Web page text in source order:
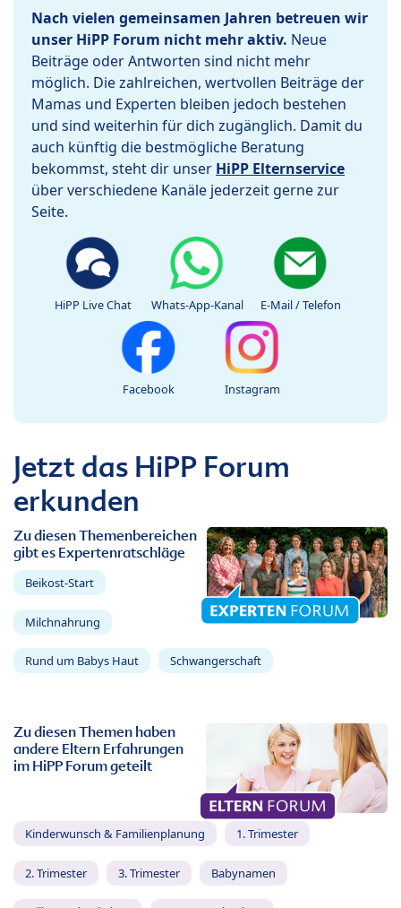
Nach vielen gemeinsamen Jahren betreuen wir
unser HiPP Forum nicht mehr aktiv. Neue
Beiträge oder Antworten sind nicht mehr
möglich. Die zahlreichen, wertvollen Beiträge der
Mamas und Experten bleiben jedoch bestehen
und sind weiterhin für dich zugänglich. Damit du
auch künftig die bestmögliche Beratung
bekommst, steht dir unser HiPP Elternservice
über verschiedene Kanäle jederzeit gerne zur
Seite.
HiPP Live Chat Whats-App-Kanal E-Mail / Telefon
Facebook Instagram
Jetzt das HiPP Forum
erkunden
Zu diesen Themenbereichen
gibt es Expertenratschläge
Beikost-Start
Milchnahrung
Rund um Babys Haut Schwangerschaft
Zu diesen Themen haben
andere Eltern Erfahrungen
im HiPP Forum geteilt
Kinderwunsch & Familienplanung 1. Trimester
2. Trimester 3. Trimester Babynamen